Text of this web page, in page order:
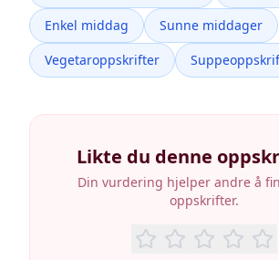
Enkel middag
Sunne middager
Vegetaroppskrifter
Likte du denne
Din vurdering hjelper andre å
oppskrifter.